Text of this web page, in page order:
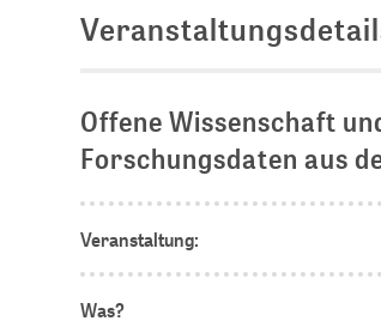
Offene Wissenschaft
Forschungsdaten aus
Veranstaltung:
Was?